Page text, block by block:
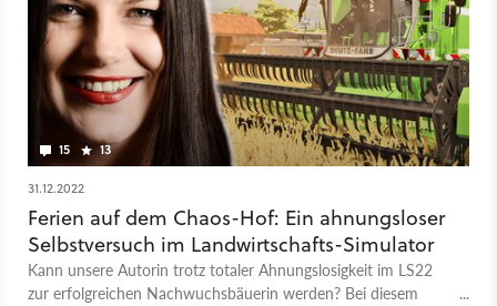
15 13
31.12.2022
Ferien auf dem Chaos-Hof: Ein ahnungsloser
Selbstversuch im Landwirtschafts-Simulator
Kann unsere Autorin trotz totaler Ahnungslosigkeit im LS22
zur erfolgreichen Nachwuchsbäuerin werden? Bei diesem